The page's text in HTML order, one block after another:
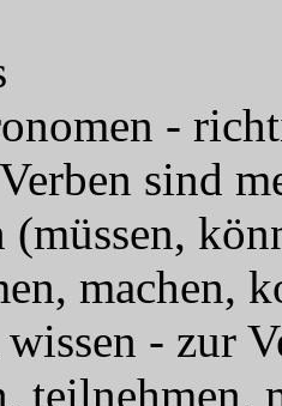
-
sind
machen,
- zur
teilnehmen,